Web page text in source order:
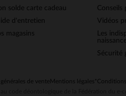
solde carte cadeau
d'entretien
magasins
Conseils
Vidéos
Les
naissance
Sécurité
de venteMentions légales